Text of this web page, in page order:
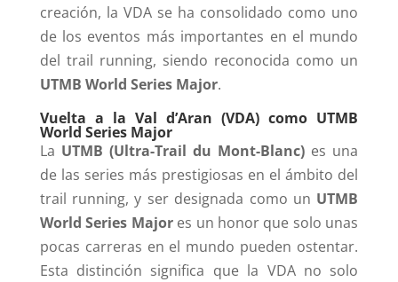
creación, la VDA se ha consolidado como uno
de los eventos más importantes en el mundo
del trail running, siendo reconocida como un
UTMB World Series Major.
Vuelta a la Val d’Aran (VDA) como UTMB
World Series Major
La UTMB (Ultra-Trail du Mont-Blanc) es una
de las series más prestigiosas en el ámbito del
trail running, y ser designada como un UTMB
World Series Majores un honor que solo unas
pocas carreras en el mundo pueden ostentar.
Esta distinción significa que la VDA no solo